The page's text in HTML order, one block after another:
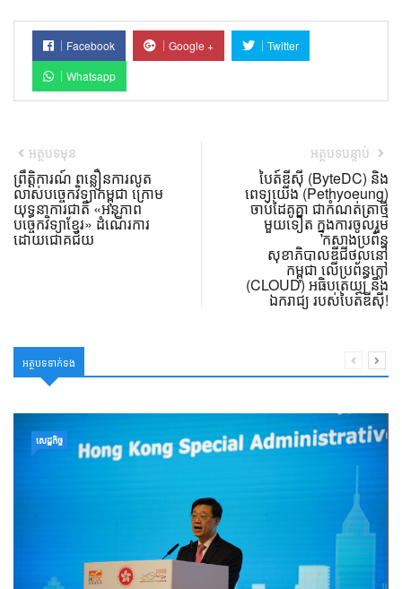
Facebook Google +
Twitter
Whatsapp
អត្ថបទមុន
ព្រឹត្តិការណ៍ ពន្លឿនការលូត
លាស់បច្ចេកវិទ្យាកម្ពុជា ក្រោម
យុទ្ធនាការជាតិ «អនុភាព
បច្ចេកវិទ្យាខ្មែរ» ដំណើរការ
ដោយជោគជ័យ
អត្ថបទបន្ទាប់
បៃត៍ឌីស៊ី (ByteDC) និង
ពេទ្យយើង (Pethyoeung)
ចាប់ដៃគូគ្នា ជាកំណត់ត្រាថ្មី
មួយទៀត ក្នុងការចូលរួម
កសាងប្រព័ន្ធ
សុខាភិបាលឌីជីថល​នៅ
កម្ពុជា លើប្រព័ន្ធក្លៅ
(CLOUD) អធិបតេយ្យ និង
ឯករាជ្យ របស់បៃត៍ឌីស៊ី!
អត្ថបទទាក់ទង
សេដ្ឋកិច្ច